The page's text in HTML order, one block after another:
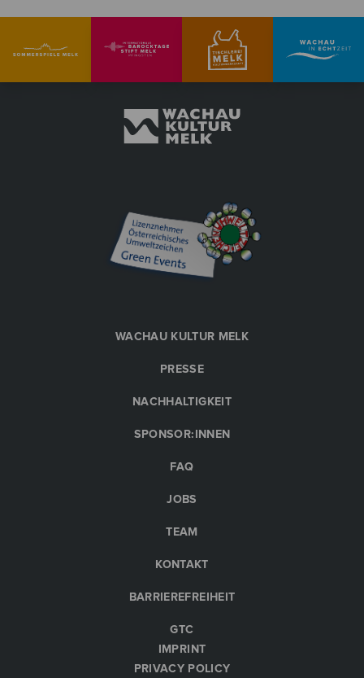
WACHAU KULTUR MELK
PRESSE
NACHHALTIGKEIT
SPONSOR:INNEN
FAQ
JOBS
TEAM
KONTAKT
BARRIEREFREIHEIT
GTC
IMPRINT
PRIVACY POLICY